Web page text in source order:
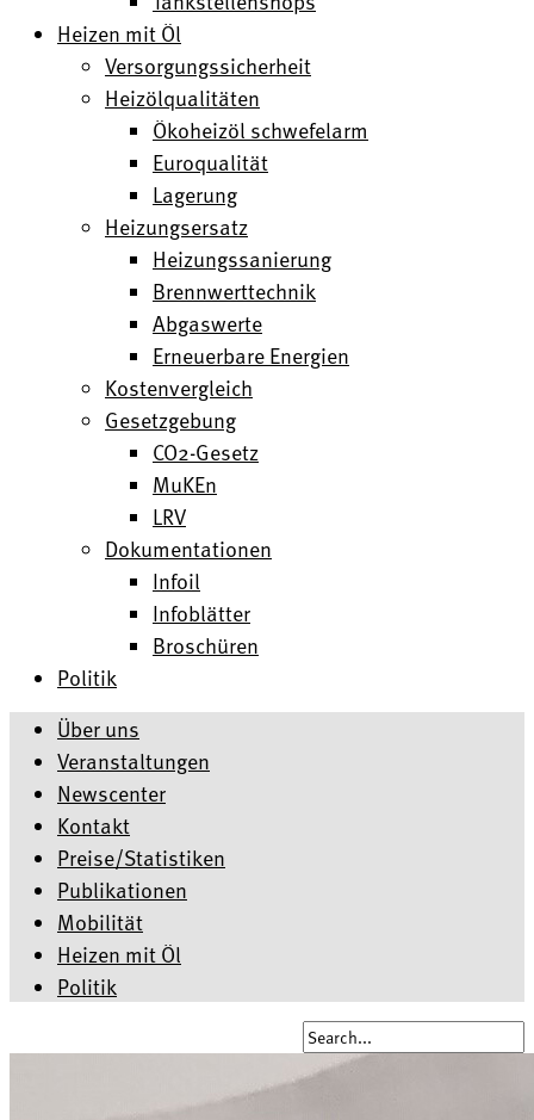
Heizen mit Öl
Versorgungssicherheit
Heizölqualitäten
Ökoheizöl schwefelarm
Euroqualität
Lagerung
Heizungsersatz
Heizungssanierung
Brennwerttechnik
Abgaswerte
Erneuerbare Energien
Kostenvergleich
Gesetzgebung
CO2-Gesetz
MuKEn
LRV
Dokumentationen
Infoil
Infoblätter
Broschüren
Politik
Über uns
Veranstaltungen
Newscenter
Kontakt
Preise/Statistiken
Publikationen
Mobilität
Heizen mit Öl
Politik